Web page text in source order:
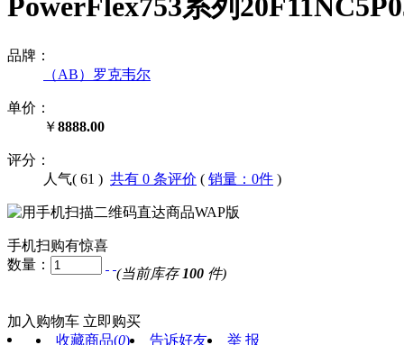
品牌：
（AB）罗克韦尔
单价：
￥8888.00
评分：
人气( 61 ) 共有 0 条评价 ( 销量：0件 )
手机扫购有惊喜
数量：
(当前库存 100 件)
加入购物车 立即购买
收藏商品(0) 告诉好友 举 报